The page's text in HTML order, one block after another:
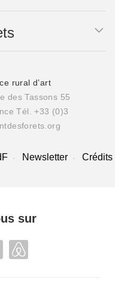
rural d’art
des Tassons 55
Tél. +33 (0)3
Newsletter Crédits
sur